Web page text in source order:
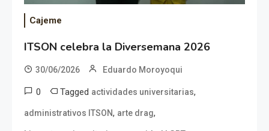
Cajeme
ITSON celebra la Diversemana 2026
30/06/2026 Eduardo Moroyoqui
0 Tagged actividades universitarias,
administrativos ITSON, arte drag,